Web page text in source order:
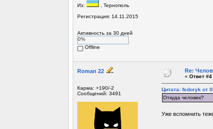
Из:
, Тернополь
Регистрация: 14.11.2015
Активность за 30 дней
0%
Offline
Roman 22
Карма: +190/-2
Сообщений: 3491
Re:
« Ответ #4
Цитата: fedoryk от
Откуда человек?
Уже вспомнить